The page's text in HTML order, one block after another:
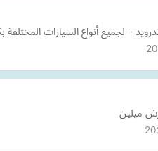
- لجميع أنواع السيارات
ميلين